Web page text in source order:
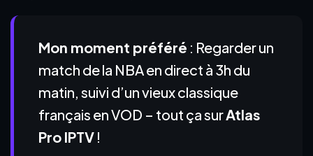
Mon moment préféré : Regarder un
match de la NBA en direct à 3h du
matin, suivi d’un vieux classique
français en VOD – tout ça surAtlas
Pro IPTV !